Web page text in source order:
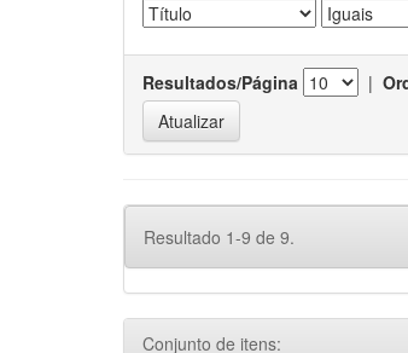
Resultados/Página |
Resultado 1-9 de 9.
Conjunto de itens: